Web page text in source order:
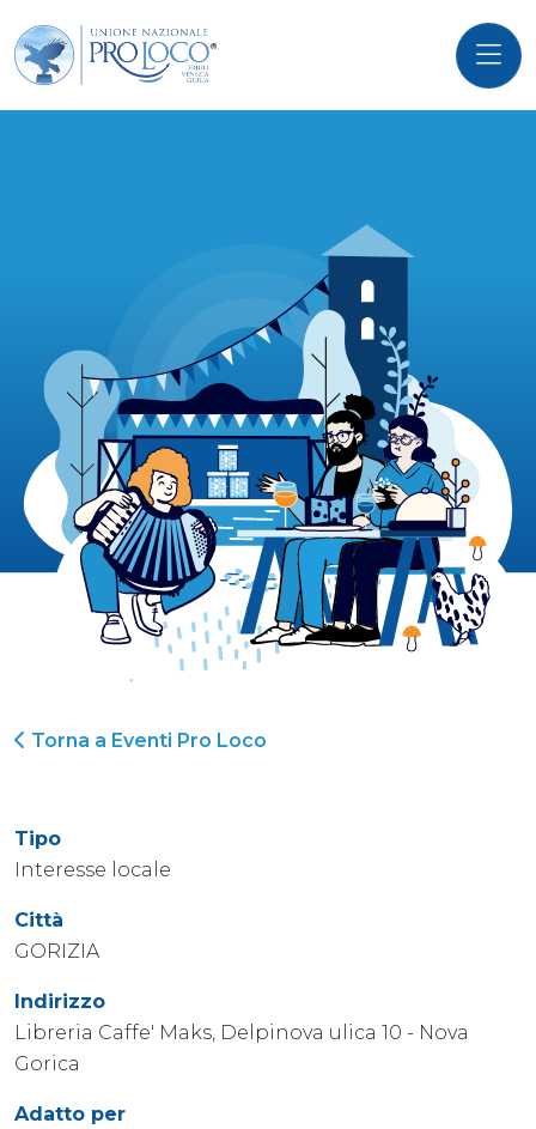
Torna a Eventi Pro Loco
Tipo
Interesse locale
Città
GORIZIA
Indirizzo
Libreria Caffe' Maks, Delpinova ulica 10 - Nova
Gorica
Adatto per